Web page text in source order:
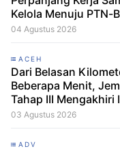
Kelola Menuju PTN-
04 Agustus 2026
ACEH
Dari Belasan
Beberapa Menit,
Tahap III Mengakhiri
Tempel
03 Agustus 2026
ADV